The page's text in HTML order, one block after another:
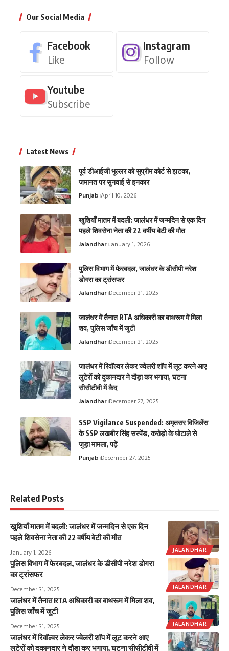
Our Social Media
Facebook
Like
Instagram
Follow
Youtube
Subscribe
Latest News
पूर्व डीआईजी भुल्लर को सुप्रीम कोर्ट से झटका,
जमानत पर सुनवाई से इनकार
Punjab April 10, 2026
खुशियाँ मातम में बदली: जालंधर में जन्मदिन से एक दिन
पहले शिवसेना नेता की 22 वर्षीय बेटी की मौत
Jalandhar January 1, 2026
पुलिस विभाग में फेरबदल, जालंधर के डीसीपी नरेश
डोगरा का ट्रांसफर
Jalandhar December 31, 2025
जालंधर में तैनात RTA अधिकारी का बाथरूम में मिला
शव, पुलिस जाँच में जुटी
Jalandhar December 31, 2025
जालंधर में रिवॉल्वर लेकर ज्वेलरी शॉप में लूट करने आए
लुटेरों को दुकानदार ने दौड़ा कर भगाया, घटना
सीसीटीवी में कैद
Jalandhar December 27, 2025
SSP Vigilance Suspended: अमृतसर विजिलेंस
के SSP लखबीर सिंह सस्पेंड, करोड़ो के घोटाले से
जुड़ा मामला, पढ़ें
Punjab December 27, 2025
Related Posts
JALANDHAR
खुशियाँ मातम में बदली: जालंधर में जन्मदिन से एक दिन
पहले शिवसेना नेता की 22 वर्षीय बेटी की मौत
January 1, 2026
JALANDHAR
पुलिस विभाग में फेरबदल, जालंधर के डीसीपी नरेश डोगरा
का ट्रांसफर
December 31, 2025
JALANDHAR
जालंधर में तैनात RTA अधिकारी का बाथरूम में मिला शव,
पुलिस जाँच में जुटी
December 31, 2025
जालंधर में रिवॉल्वर लेकर ज्वेलरी शॉप में लूट करने आए
लुटेरों को दुकानदार ने दौड़ा कर भगाया, घटना सीसीटीवी में